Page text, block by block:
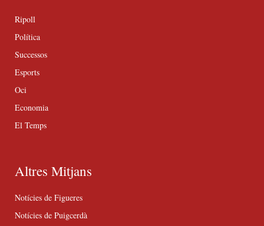
Ripoll
Política
Successos
Esports
Oci
Economia
El Temps
Altres Mitjans
Notícies de Figueres
Notícies de Puigcerdà